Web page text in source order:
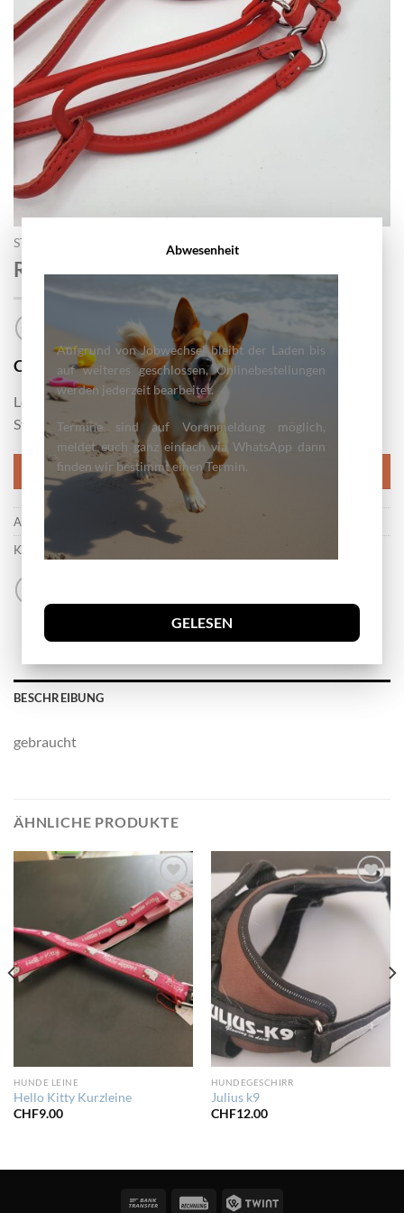
START
Rotes Leder Set Geschirr und Leine
CHF 20.00
Leine ca 1.20
Stepp in Geschir für Hunde ca 3kg – 5kg
IN DEN WARENKORB
Artikelnummer:
Kategorien:
Hunde Leine
BESCHREIBUNG
gebraucht
ÄHNLICHE PRODUKTE
Zur
Wunschliste
hinzufügen
HUNDE LEINE
Hello Kitty Kurzleine
CHF9.00
Zur
Wunschliste
HUNDEGESCHIRR
Julius k9
CHF12.00
Abwesenheit
Aufgrund von Jobwechsel bleibt der Laden bis
auf weiteres geschlossen, Onlinebestellungen
werden jederzeit bearbeitet.
Termine sind auf Voranmeldung möglich,
meldet euch ganz einfach via WhatsApp dann
finden wir bestimmt einen Termin.
GELESEN